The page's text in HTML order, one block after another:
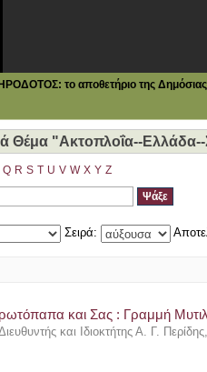
το αποθετήριο της Δημόσιας
Θέμα "Ακτοπλοΐα--
Q R S T U V W X Y Z
Σειρά:
και Σας : Γραμμή
και Ιδιοκτήτης Α. Γ. Περίδης